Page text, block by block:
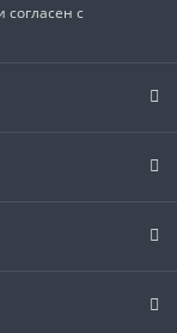
согласен с